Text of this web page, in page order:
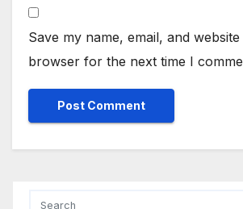
Save my name, email, and website
browser for the next time I